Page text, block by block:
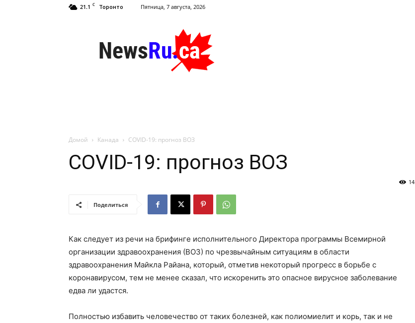
21.1 C Торонто Пятница, 7 августа, 2026
NewsRu.Ca
Домой Канада COVID-19: прогноз ВОЗ
COVID-19: прогноз ВОЗ
14
Поделиться
Как следует из речи на брифинге исполнительного Директора программы Всемирной
организации здравоохранения (ВОЗ) по чрезвычайным ситуациям в области
здравоохранения Майкла Райана, который, отметив некоторый прогресс в борьбе с
коронавирусом, тем не менее сказал, что искоренить это опасное вирусное заболевание
едва ли удастся.
Полностью избавить человечество от таких болезней, как полиомиелит и корь, так и не